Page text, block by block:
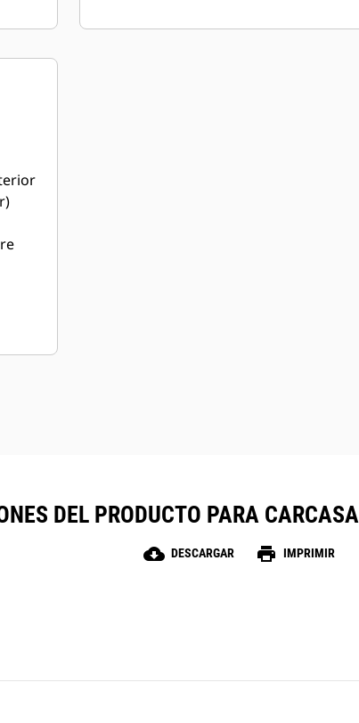
lubricante canalizados hacia el
DEL PRODUCTO PARA
cloud_download DESCARGAR print IMPRIMIR